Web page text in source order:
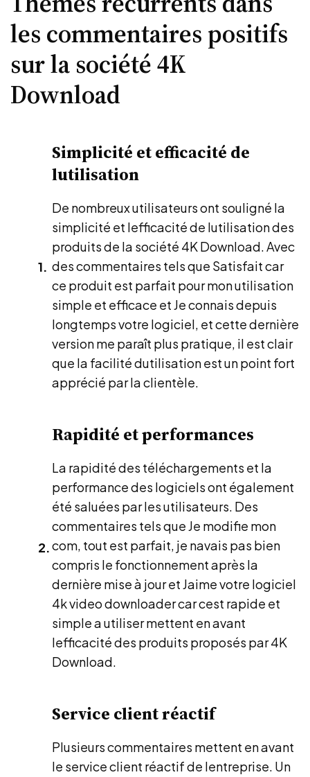
les commentaires positifs
sur la société 4K
Download
Simplicité et efficacité de
lutilisation
De nombreux utilisateurs ont souligné la
simplicité et lefficacité de lutilisation des
produits de la société 4K Download. Avec
des commentaires tels que Satisfait car
ce produit est parfait pour mon utilisation
simple et efficace et Je connais depuis
longtemps votre logiciel, et cette dernière
version me paraît plus pratique, il est clair
que la facilité dutilisation est un point fort
apprécié par la clientèle.
Rapidité et performances
La rapidité des téléchargements et la
performance des logiciels ont également
été saluées par les utilisateurs. Des
commentaires tels que Je modifie mon
com, tout est parfait, je navais pas bien
compris le fonctionnement après la
dernière mise à jour et Jaime votre logiciel
4k video downloader car cest rapide et
simple a utiliser mettent en avant
lefficacité des produits proposés par 4K
Download.
Service client réactif
Plusieurs commentaires mettent en avant
le service client réactif de lentreprise. Un